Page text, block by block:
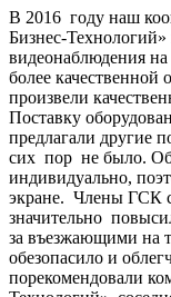
В 2016 году наш
Бизнес-
видеонаблюдения
более качественной
произвели
Поставку
предлагали другие
сих пор не было.
индивидуально,
экране. Члены ГСК
значительно
за въезжающими на
обезопасило и
порекомендовали